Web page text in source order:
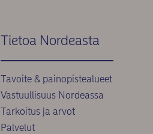
Tietoa Nordeasta
Tavoite & painopistealueet
Vastuullisuus Nordeassa
Tarkoitus ja arvot
Palvelut